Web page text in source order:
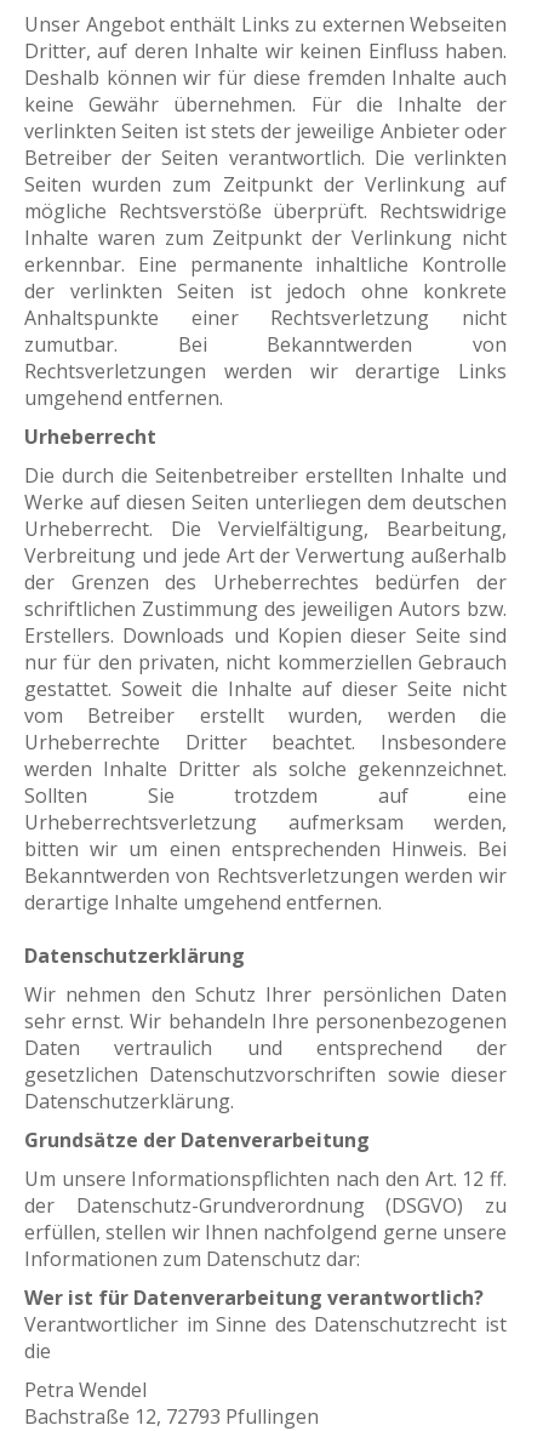
Unser Angebot enthält Links zu externen Webseiten
Dritter, auf deren Inhalte wir keinen Einfluss haben.
Deshalb können wir für diese fremden Inhalte auch
keine Gewähr übernehmen. Für die Inhalte der
verlinkten Seiten ist stets der jeweilige Anbieter oder
Betreiber der Seiten verantwortlich. Die verlinkten
Seiten wurden zum Zeitpunkt der Verlinkung auf
mögliche Rechtsverstöße überprüft. Rechtswidrige
Inhalte waren zum Zeitpunkt der Verlinkung nicht
erkennbar. Eine permanente inhaltliche Kontrolle
der verlinkten Seiten ist jedoch ohne konkrete
Anhaltspunkte einer Rechtsverletzung nicht
zumutbar. Bei Bekanntwerden von
Rechtsverletzungen werden wir derartige Links
umgehend entfernen.
Urheberrecht
Die durch die Seitenbetreiber erstellten Inhalte und
Werke auf diesen Seiten unterliegen dem deutschen
Urheberrecht. Die Vervielfältigung, Bearbeitung,
Verbreitung und jede Art der Verwertung außerhalb
der Grenzen des Urheberrechtes bedürfen der
schriftlichen Zustimmung des jeweiligen Autors bzw.
Erstellers. Downloads und Kopien dieser Seite sind
nur für den privaten, nicht kommerziellen Gebrauch
gestattet. Soweit die Inhalte auf dieser Seite nicht
vom Betreiber erstellt wurden, werden die
Urheberrechte Dritter beachtet. Insbesondere
werden Inhalte Dritter als solche gekennzeichnet.
Sollten Sie trotzdem auf eine
Urheberrechtsverletzung aufmerksam werden,
bitten wir um einen entsprechenden Hinweis. Bei
Bekanntwerden von Rechtsverletzungen werden wir
derartige Inhalte umgehend entfernen.
Datenschutzerklärung
Wir nehmen den Schutz Ihrer persönlichen Daten
sehr ernst. Wir behandeln Ihre personenbezogenen
Daten vertraulich und entsprechend der
gesetzlichen Datenschutzvorschriften sowie dieser
Datenschutzerklärung.
Grundsätze der Datenverarbeitung
Um unsere Informationspflichten nach den Art. 12 ff.
der Datenschutz-Grundverordnung (DSGVO) zu
erfüllen, stellen wir Ihnen nachfolgend gerne unsere
Informationen zum Datenschutz dar:
Wer ist für Datenverarbeitung verantwortlich?
Verantwortlicher im Sinne des Datenschutzrecht ist
die
Petra Wendel
Bachstraße 12, 72793 Pfullingen